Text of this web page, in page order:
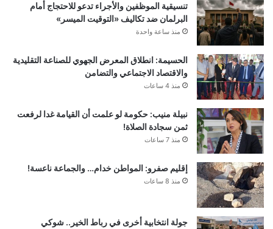
تنسيقية الموظفين والأجراء تدعو للاحتجاج أمام
البرلمان ضد تكاليف «التوقيت الميسر»
منذ ساعة واحدة
الحسيمة: انطلاق المعرض الجهوي للصناعة التقليدية
والاقتصاد الاجتماعي والتضامن
منذ 4 ساعات
نبيلة منيب: حكومة لو علمت أن القيامة غدا لرفعت
ثمن سجادة الصلاة!
منذ 7 ساعات
إقليم صفرو: المواطن خدام… والجماعة ناعسة!
منذ 8 ساعات
جولة انتخابية أخرى في رباط الخير.. شوكي